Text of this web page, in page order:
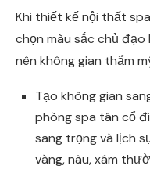
Khi thiết kế nội thất
chọn màu sắc chủ
nên không gian thẩm
Tạo không gian
phòng spa tân cổ
sang trọng và lịch
vàng, nâu, xám